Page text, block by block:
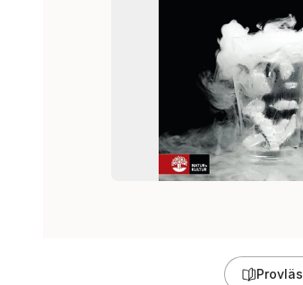
Provläs